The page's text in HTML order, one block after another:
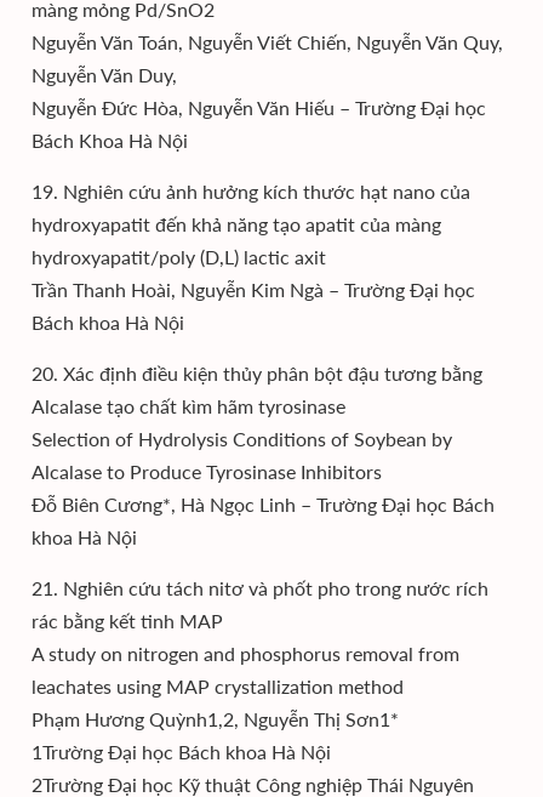
màng mỏng Pd/SnO2
Nguyễn Văn Toán, Nguyễn Viết Chiến, Nguyễn Văn Quy,
Nguyễn Văn Duy,
Nguyễn Đức Hòa, Nguyễn Văn Hiếu – Trường Đại học
Bách Khoa Hà Nội
19. Nghiên cứu ảnh hưởng kích thước hạt nano của
hydroxyapatit đến khả năng tạo apatit của màng
hydroxyapatit/poly (D,L) lactic axit
Trần Thanh Hoài, Nguyễn Kim Ngà – Trường Đại học
Bách khoa Hà Nội
20. Xác định điều kiện thủy phân bột đậu tương bằng
Alcalase tạo chất kìm hãm tyrosinase
Selection of Hydrolysis Conditions of Soybean by
Alcalase to Produce Tyrosinase Inhibitors
Đỗ Biên Cương*, Hà Ngọc Linh – Trường Đại học Bách
khoa Hà Nội
21. Nghiên cứu tách nitơ và phốt pho trong nước rích
rác bằng kết tinh MAP
A study on nitrogen and phosphorus removal from
leachates using MAP crystallization method
Phạm Hương Quỳnh1,2, Nguyễn Thị Sơn1*
1Trường Đại học Bách khoa Hà Nội
2Trường Đại học Kỹ thuật Công nghiệp Thái Nguyên